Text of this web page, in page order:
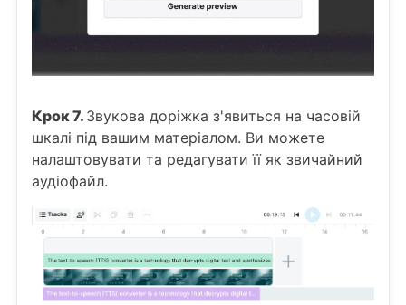
Крок 7. Звукова доріжка з'явиться на часовій
шкалі під вашим матеріалом. Ви можете
налаштовувати та редагувати її як звичайний
аудіофайл.